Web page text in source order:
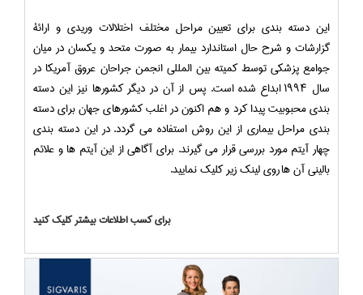
این دسته بندی برای تعیین مراحل مختلف اختلالات وریدی و ارائۀ
گزارشات و شرح حال استاندارد بیمار به صورت متحد و یکسان در میان
جوامع پزشکی توسط کمیته بین المللی انجمن جراحان عروق آمریکا در
سال ۱۹۹۴ ابداع شده است. پس از آن در دیگر کشورها نیز این دسته
بندی محبوبیت پیدا کرد و هم اکنون در اغلب کشورهای جهان برای دسته
بندی مراحل بیماری از این روش استفاده می گردد. در این دسته بندی
چهار آیتم مورد بررسی قرار می گیرند. برای آگاهی از این آیتم ها و علائم
بالینی آن ها روی لینک زیر کلیک نمایید.
برای کسب اطلاعات بیشتر کلیک کنید